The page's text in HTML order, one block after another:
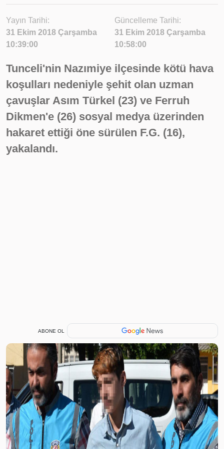
Yayın Tarihi:
31 Ekim 2018 Çarşamba
10:39:00
Güncelleme Tarihi:
31 Ekim 2018 Çarşamba
10:58:00
Tunceli'nin Nazımiye ilçesinde kötü hava
koşulları nedeniyle şehit olan uzman
çavuşlar Asım Türkel (23) ve Ferruh
Dikmen'e (26) sosyal medya üzerinden
hakaret ettiği öne sürülen F.G. (16),
yakalandı.
ABONE OL